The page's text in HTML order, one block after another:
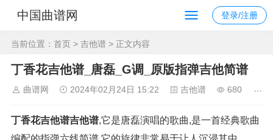
中国曲谱网 登录/注册
当前位置： 首页 > 吉他谱 > 正文内容
丁香花吉他谱_唐磊_G调_原版指弹吉他简谱
曲谱网 2024年02月24日 15:22 吉他谱 680
丁香花吉他谱吉他谱,它是唐磊演唱的歌曲,是一首经典歌曲